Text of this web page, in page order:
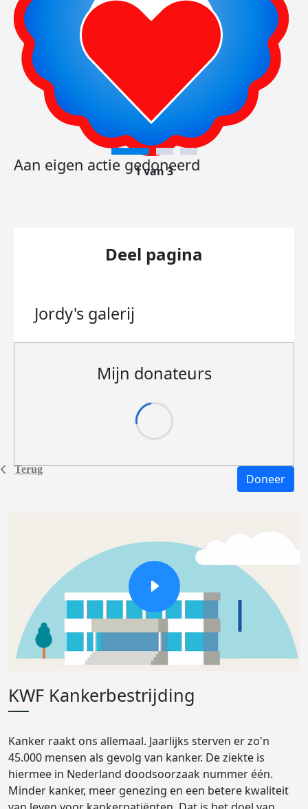
Terug
Aan eigen actie gedoneerd
1 van 3
Deel pagina
Jordy's galerij
Mijn donateurs
Doneer
KWF Kankerbestrijding
Kanker raakt ons allemaal. Jaarlijks sterven er zo'n
45.000 mensen als gevolg van kanker. De ziekte is
hiermee in Nederland doodsoorzaak nummer één.
Minder kanker, meer genezing en een betere kwaliteit